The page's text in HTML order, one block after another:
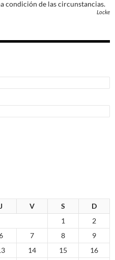
condición de las circunstancias.
Locke
J V S
D
1
2
7 8
9
14 15
16